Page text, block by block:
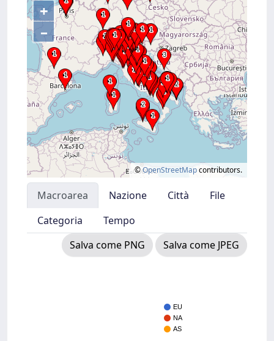
+
–
©OpenStreetMapcontributors.
Macroarea Nazione Città
File
Categoria
Tempo
Salva come PNG
Salva come JPEG
EU
NA
AS